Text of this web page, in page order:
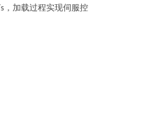
，加载过程实现伺服控